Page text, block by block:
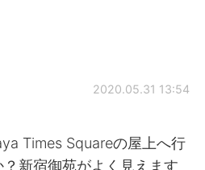
App
2020.05.31 13:54
Times Squareの屋上へ行
新宿御苑がよく見えます